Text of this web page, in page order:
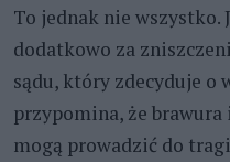
To jednak nie wszystko.
dodatkowo za
sądu, który zdecyduje o
przypomina, że
mogą prowadzić do